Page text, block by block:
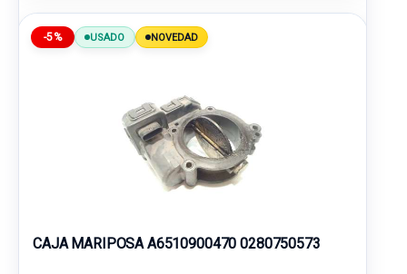
-5% USADO NOVEDAD
CAJA MARIPOSA A6510900470 0280750573